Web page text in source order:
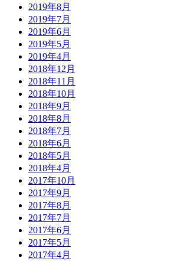
2019年8月
2019年7月
2019年6月
2019年5月
2019年4月
2018年12月
2018年11月
2018年10月
2018年9月
2018年8月
2018年7月
2018年6月
2018年5月
2018年4月
2017年10月
2017年9月
2017年8月
2017年7月
2017年6月
2017年5月
2017年4月